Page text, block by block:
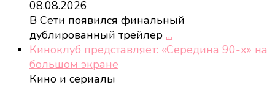
08.08.2026
В Сети появился финальный
дублированный трейлер …
Киноклуб представляет: «Середина 90-х» на
большом экране
Кино и сериалы